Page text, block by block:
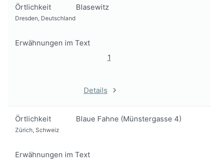
Örtlichkeit Blasewitz
Dresden, Deutschland
Erwähnungen im Text
1
Details
Örtlichkeit Blaue Fahne (Münstergasse 4)
Zürich, Schweiz
Erwähnungen im Text